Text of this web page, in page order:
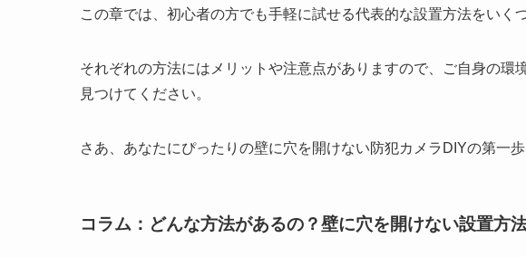
この章では、初心者の方でも手軽に試せる代表的な設置方法をいく
それぞれの方法にはメリットや注意点がありますので、ご自身の環
見つけてください。
さあ、あなたにぴったりの壁に穴を開けない防犯カメラDIYの第一歩
コラム：どんな方法があるの？壁に穴を開けない設置方